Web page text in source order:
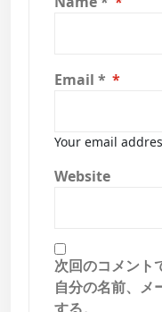
Email *
Your email
Website
次回のコメント
自分の名前、メ